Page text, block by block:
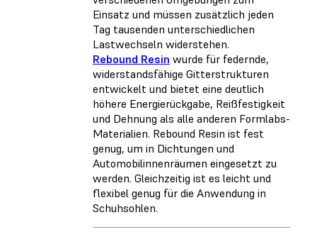
Einsatz und müssen zusätzlich jeden
Tag tausenden unterschiedlichen
Lastwechseln widerstehen.
Rebound Resin wurde für federnde,
widerstandsfähige Gitterstrukturen
entwickelt und bietet eine deutlich
höhere Energierückgabe, Reißfestigkeit
und Dehnung als alle anderen Formlabs-
Materialien. Rebound Resin ist fest
genug, um in Dichtungen und
Automobilinnenräumen eingesetzt zu
werden. Gleichzeitig ist es leicht und
flexibel genug für die Anwendung in
Schuhsohlen.